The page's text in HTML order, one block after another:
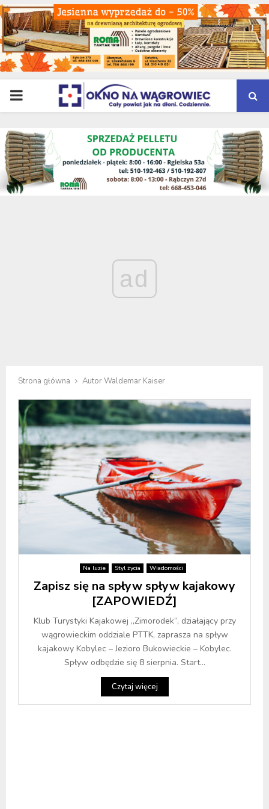
PRIMARY
MENU
ad
Strona główna AutorWaldemar Kaiser
Na luzie Styl życia Wiadomości
Zapisz się na spływ spływ kajakowy
[ZAPOWIEDŹ]
Klub Turystyki Kajakowej „Zimorodek”, działający przy
wągrowieckim oddziale PTTK, zaprasza na spływ
kajakowy Kobylec – Jezioro Bukowieckie – Kobylec.
Spływ odbędzie się 8 sierpnia. Start...
Czytaj więcej